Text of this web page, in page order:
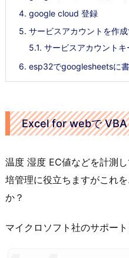
4. google cloud 登録
5. サービスアカウントを作
5.1. サービスアカウントキ
6. esp32でgooglesheetsに
Excel for webで VBA
温度 湿度 EC値などを計測
培管理に役立ちますがこれ
か？
マイクロソフト社のサポー